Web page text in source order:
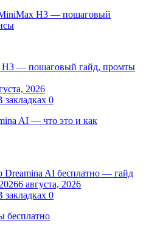
H3 — пошаговый гайд, промты
2026
закладках 0
Dreamina AI бесплатно — гайд
6 августа, 2026
закладках 0